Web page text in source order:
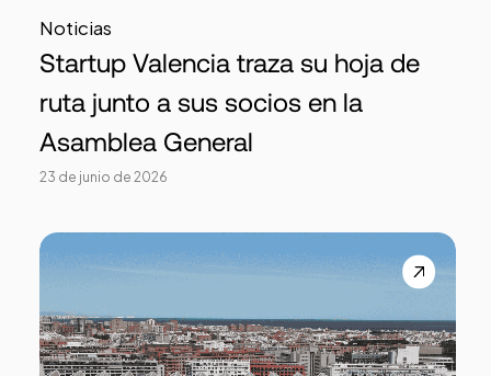
Noticias
Startup Valencia traza su hoja de
ruta junto a sus socios en la
Asamblea General
23 de junio de 2026